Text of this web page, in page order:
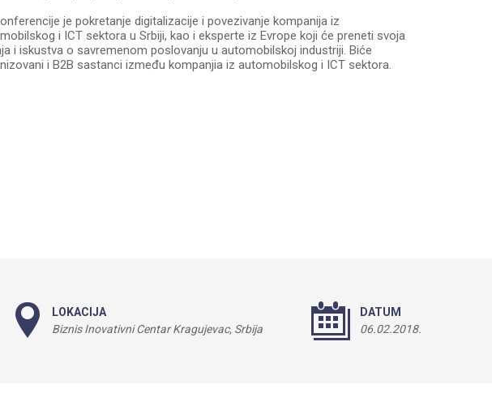
je pokretanje digitalizacije i povezivanje kompanija iz
i ICT sektora u Srbiji, kao i eksperte iz Evrope koji će preneti svoja
i iskustva o savremenom poslovanju u automobilskoj industriji. Biće
i B2B sastanci između kompanjia iz automobilskog i ICT sektora.
LOKACIJA
Biznis Inovativni Centar Kragujevac, Srbija
DATUM
06.02.2018.